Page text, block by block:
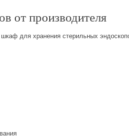
от производителя
для хранения стерильных